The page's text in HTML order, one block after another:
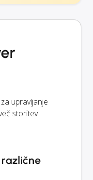
upravljanje
storitev